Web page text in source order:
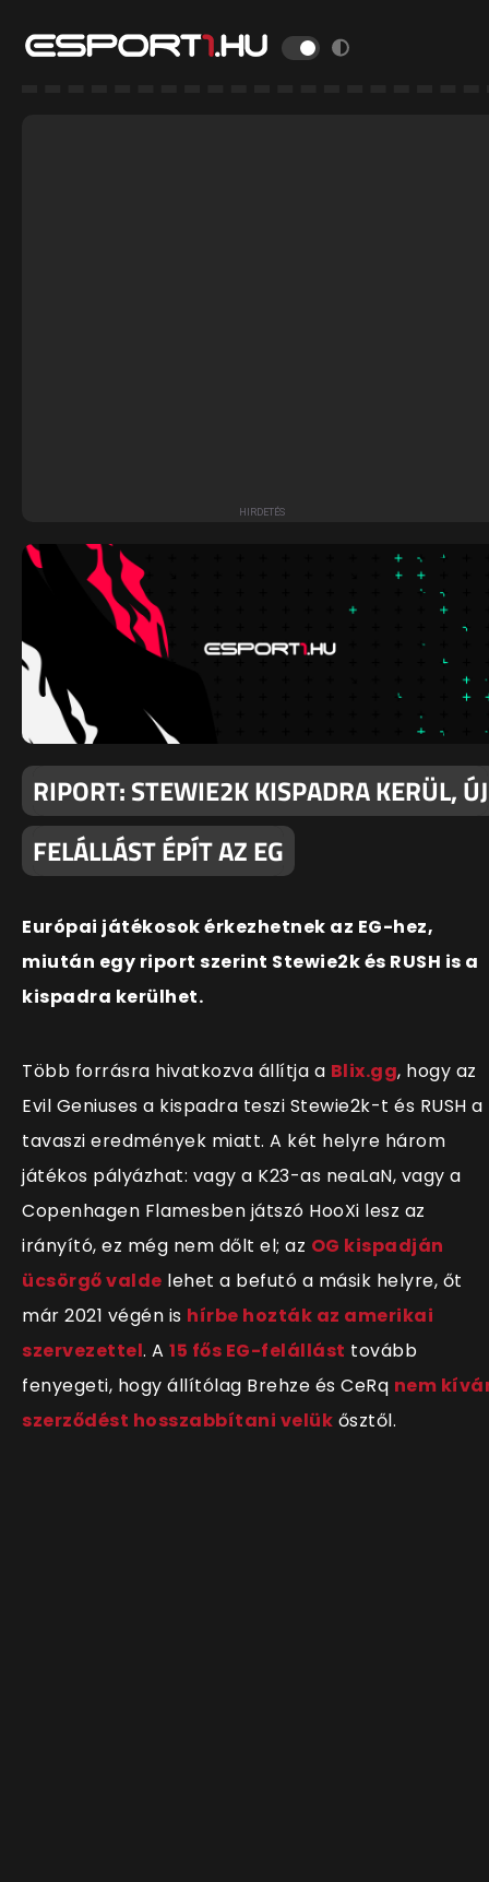
RIPORT: STEWIE2K KISPADRA KERÜL, ÚJ
FELÁLLÁST ÉPÍT AZ EG
Európai játékosok érkezhetnek az EG-hez,
miután egy riport szerint Stewie2k és RUSH is a
kispadra kerülhet.
Több forrásra hivatkozva állítja a Blix.gg, hogy az
Evil Geniuses a kispadra teszi Stewie2k-t és RUSH a
tavaszi eredmények miatt. A két helyre három
játékos pályázhat: vagy a K23-as neaLaN, vagy a
Copenhagen Flamesben játszó HooXi lesz az
irányító, ez még nem dőlt el; az OG kispadján
ücsörgő valde lehet a befutó a másik helyre, őt
már 2021 végén is hírbe hozták az amerikai
szervezettel. A 15 fős EG-felállást tovább
fenyegeti, hogy állítólag Brehze és CeRq nem
szerződést hosszabbítani velük ősztől.